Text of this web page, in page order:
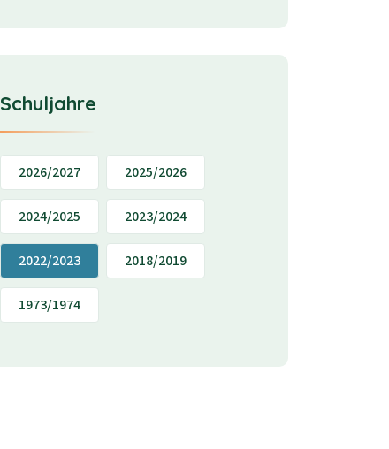
Schuljahre
2026/2027 2025/2026
2024/2025 2023/2024
2022/2023 2018/2019
1973/1974